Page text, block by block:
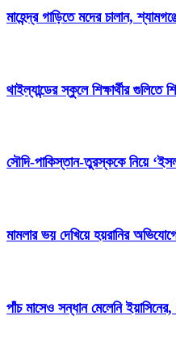
মাহেন্দ্র গাড়িতে মদের চালান,
থাইল্যান্ডের স্কুলে শিক্ষার্থীর
সৌদি-পাকিস্তান-তুরস্ককে নিয়ে
মামলার ভয় দেখিয়ে হয়রানির
পাঁচ মাসেও সন্ধান মেলেনি